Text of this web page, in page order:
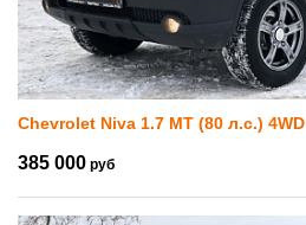
Chevrolet Niva 1.7 MT (80 л.с.) 4WD
385 000 руб